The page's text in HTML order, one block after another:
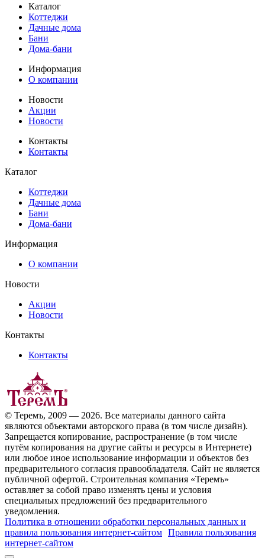
Каталог
Коттеджи
Дачные дома
Бани
Дома-бани
Информация
О компании
Новости
Акции
Новости
Контакты
Контакты
Каталог
Коттеджи
Дачные дома
Бани
Дома-бани
Информация
О компании
Новости
Акции
Новости
Контакты
Контакты
© Теремъ, 2009 — 2026. Все материалы данного сайта
являются объектами авторского права (в том числе дизайн).
Запрещается копирование, распространение (в том числе
путём копирования на другие сайты и ресурсы в Интернете)
или любое иное использование информации и объектов без
предварительного согласия правообладателя. Cайт не является
публичной офертой. Строительная компания «Теремъ»
оставляет за собой право изменять цены и условия
специальных предложений без предварительного
уведомления.
Политика в отношении обработки персональных данных и
правила пользования интернет-сайтом Правила пользования
интернет-сайтом